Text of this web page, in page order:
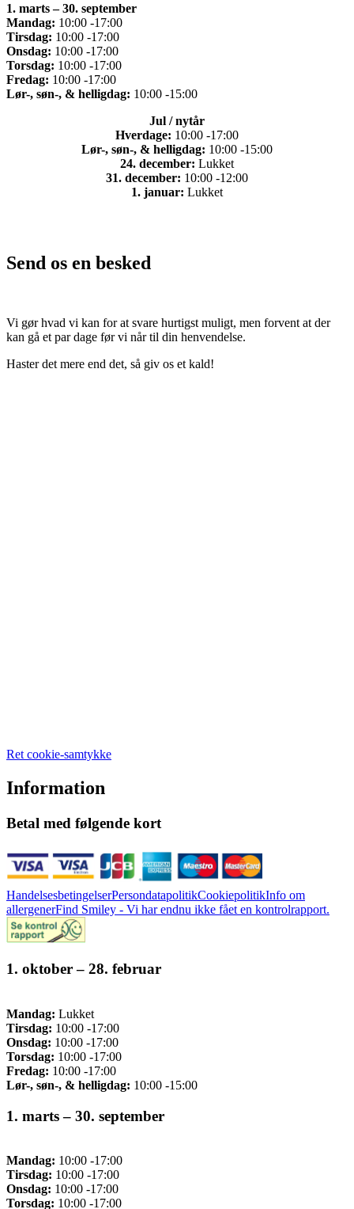
1. marts – 30. september
Mandag: 10:00 -17:00
Tirsdag: 10:00 -17:00
Onsdag: 10:00 -17:00
Torsdag: 10:00 -17:00
Fredag: 10:00 -17:00
Lør-, søn-, & helligdag: 10:00 -15:00
Jul / nytår
Hverdage: 10:00 -17:00
Lør-, søn-, & helligdag: 10:00 -15:00
24. december: Lukket
31. december: 10:00 -12:00
1. januar: Lukket
Send os en besked
Vi gør hvad vi kan for at svare hurtigst muligt, men forvent at der
kan gå et par dage før vi når til din henvendelse.
Haster det mere end det, så giv os et kald!
Ret cookie-samtykke
Information
Betal med følgende kort
HandelsesbetingelserPersondatapolitikCookiepolitikInfo om
allergenerFind Smiley - Vi har endnu ikke fået en kontrolrapport.
1. oktober – 28. februar
Mandag: Lukket
Tirsdag: 10:00 -17:00
Onsdag: 10:00 -17:00
Torsdag: 10:00 -17:00
Fredag: 10:00 -17:00
Lør-, søn-, & helligdag: 10:00 -15:00
1. marts – 30. september
Mandag: 10:00 -17:00
Tirsdag: 10:00 -17:00
Onsdag: 10:00 -17:00
Torsdag: 10:00 -17:00